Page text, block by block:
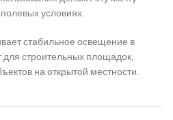
условиях.
стабильное освещение в
строительных площадок,
на открытой местности.